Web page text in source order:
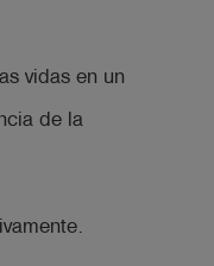
vidas en un
de la